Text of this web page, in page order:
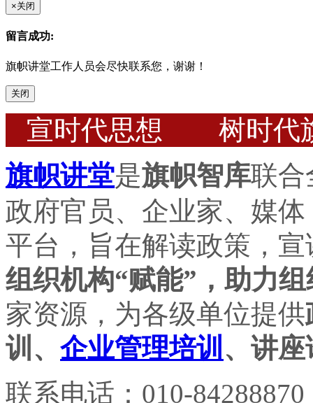
×关闭
留言成功:
旗帜讲堂工作人员会尽快联系您，谢谢！
关闭
宣时代思想 树时代
旗帜讲堂是旗帜智库联合
政府官员、企业家、媒
平台，旨在解读政策，
组织机构“赋能”，助力
家资源，为各级单位提供
训、 企业管理培训 、讲
联系电话：010-